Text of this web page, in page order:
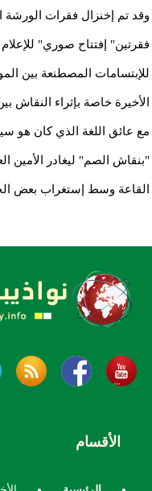
وقد تم إخنزال فقرات الورشة
فقرتين" إفتتاح صوري"
للإبتسامات المصطنعة بين
الأخيرة خاصة بإثراء النقاش
مع عائق اللغة الذي كان هو
"بنقاش الصم" ليغادر الأمين
القاعة وسط إستغراب بعض
الأقسام